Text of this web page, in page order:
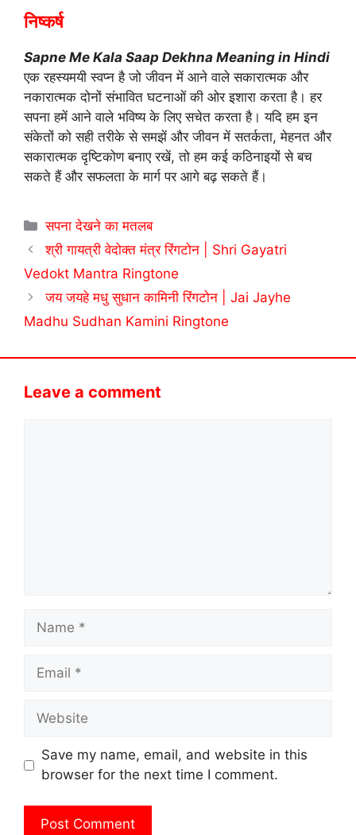
निष्कर्ष
Sapne Me Kala Saap Dekhna Meaning in Hindi
एक रहस्यमयी स्वप्न है जो जीवन में आने वाले सकारात्मक और
नकारात्मक दोनों संभावित घटनाओं की ओर इशारा करता है। हर
सपना हमें आने वाले भविष्य के लिए सचेत करता है। यदि हम इन
संकेतों को सही तरीके से समझें और जीवन में सतर्कता, मेहनत और
सकारात्मक दृष्टिकोण बनाए रखें, तो हम कई कठिनाइयों से बच
सकते हैं और सफलता के मार्ग पर आगे बढ़ सकते हैं।
Categories
सपना देखने का मतलब
श्री गायत्री वेदोक्त मंत्र रिंगटोन | Shri Gayatri
Vedokt Mantra Ringtone
जय जयहे मधु सुधान कामिनी रिंगटोन | Jai Jayhe
Madhu Sudhan Kamini Ringtone
Leave a comment
Name
Email
Website
Save my name, email, and website in this
browser for the next time I comment.